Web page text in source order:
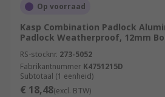
Op voorraad
Kasp Combination Padlock
Padlock Weatherproof, 12mm
RS-stocknr. 273-5052
Fabrikantnummer K4751215D
Subtotaal (1 eenheid)
€ 18,48(excl. BTW)